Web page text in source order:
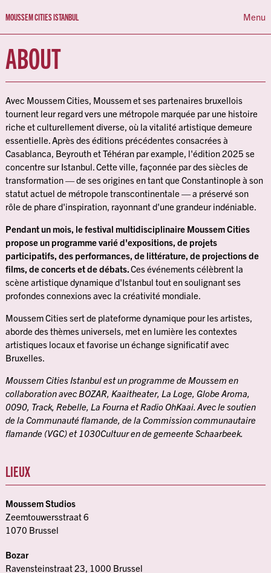
Menu
MOUSSEM CITIES ISTANBUL
ABOUT
CALENDRIER
NL FR EN
ABOUT
Avec Moussem Cities, Moussem et ses partenaires bruxellois
tournent leur regard vers une métropole marquée par une histoire
riche et culturellement diverse, où la vitalité artistique demeure
essentielle. Après des éditions précédentes consacrées à
Casablanca, Beyrouth et Téhéran par example, l'édition 2025 se
concentre sur Istanbul. Cette ville, façonnée par des siècles de
transformation — de ses origines en tant que Constantinople à son
statut actuel de métropole transcontinentale — a préservé son
rôle de phare d'inspiration, rayonnant d'une grandeur indéniable.
Pendant un mois, le festival multidisciplinaire Moussem Cities
propose un programme varié d'expositions, de projets
participatifs, des performances, de littérature, de projections de
films, de concerts et de débats.Ces événements célèbrent la
scène artistique dynamique d'Istanbul tout en soulignant ses
profondes connexions avec la créativité mondiale.
Moussem Cities sert de plateforme dynamique pour les artistes,
aborde des thèmes universels, met en lumière les contextes
artistiques locaux et favorise un échange significatif avec
Bruxelles.
Moussem Cities Istanbul est un programme de Moussem en
collaboration avec BOZAR, Kaaitheater, La Loge, Globe Aroma,
0090, Track, Rebelle, La Fourna et Radio OhKaai. Avec le soutien
de la Communauté flamande, de la Commission communautaire
flamande (VGC) et 1030Cultuur en de gemeente Schaarbeek.
LIEUX
Moussem Studios
Zeemtouwersstraat 6
1070 Brussel
Bozar
Ravensteinstraat 23, 1000 Brussel